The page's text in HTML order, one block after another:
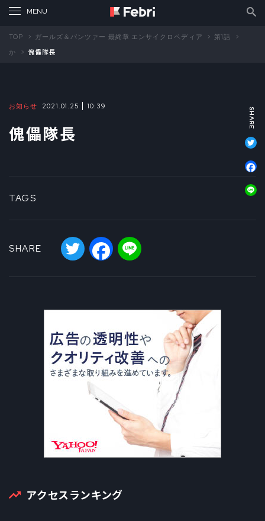
TOP ガールズ＆パンツァー 最終章 エンサイクロペディア
第1話
か
傀儡隊長
お知らせ 2021.01.25 10:39
傀儡隊長
TAGS
SHARE
Twitter Facebook
アクセスランキング